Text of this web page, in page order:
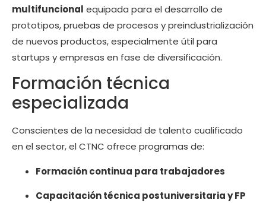
multifuncional equipada para el desarrollo de
prototipos, pruebas de procesos y preindustrialización
de nuevos productos, especialmente útil para
startups y empresas en fase de diversificación.
Formación técnica
especializada
Conscientes de la necesidad de talento cualificado
en el sector, el CTNC ofrece programas de:
Formación continua para trabajadores
Capacitación técnica postuniversitaria y FP